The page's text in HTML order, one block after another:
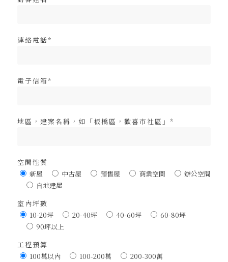
連絡電話*
電子信箱*
地區，建案名稱，如「板橋區，歡喜市社區」*
空間性質
新屋
中古屋 預售屋 商業空間
辦公空間
自地建屋
室內坪數
10-20坪
20-40坪 40-60坪
60-80坪
90坪以上
工程預算
100萬以內
100-200萬
200-300萬